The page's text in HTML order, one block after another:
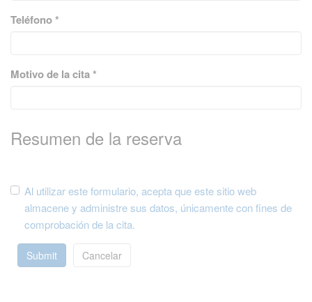
Teléfono *
Motivo de la cita *
Resumen de la reserva
Al utilizar este formulario, acepta que este sitio web
almacene y administre sus datos, únicamente con fines de
comprobación de la cita.
Submit Cancelar